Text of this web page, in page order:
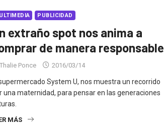
PUBLICIDAD
extraño spot nos anima a
de manera responsable
Thalie Ponce 2016/03/14
System U, nos muestra un recorrido
una maternidad, para pensar en las generaciones
MÁS